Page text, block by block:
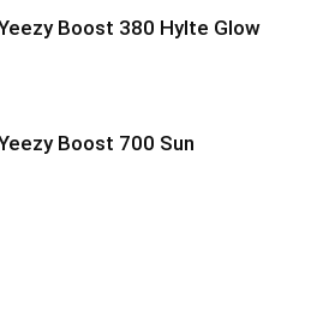
Boost 380 Hylte Glow
Boost 700 Sun